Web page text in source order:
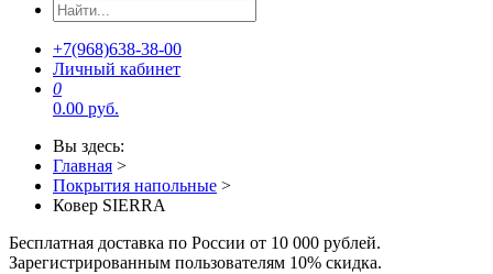
+7(968)638-38-00
Личный кабинет
0
0.00 руб.
Вы здесь:
Главная >
Покрытия напольные >
Ковер SIERRA
Бесплатная доставка по России от 10 000 рублей.
Зарегистрированным пользователям 10% скидка.